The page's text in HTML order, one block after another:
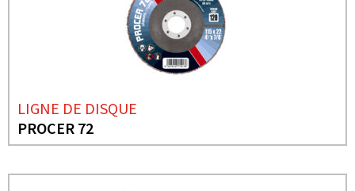
LIGNE DE DISQUE
PROCER 72